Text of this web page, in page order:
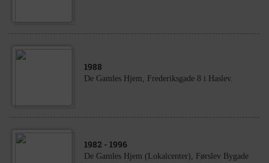
1988
De Gamles Hjem, Frederiksgade 8 i Haslev.
1982 - 1996
De Gamles Hjem (Lokalcenter), Førslev Bygade